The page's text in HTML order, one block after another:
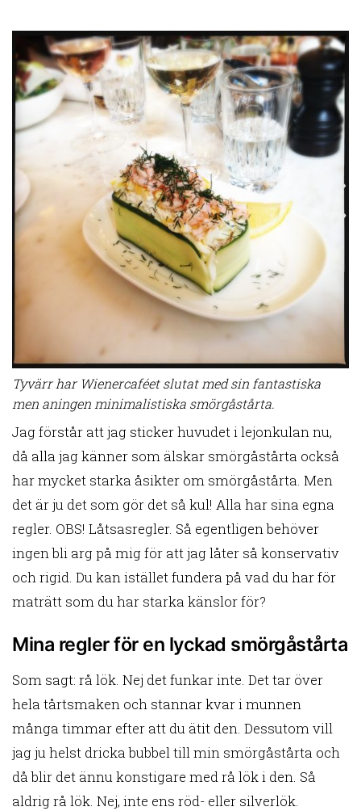
Tyvärr har Wienercaféet slutat med sin fantastiska
men aningen minimalistiska smörgåstårta.
Jag förstår att jag sticker huvudet i lejonkulan nu,
då alla jag känner som älskar smörgåstårta också
har mycket starka åsikter om smörgåstårta. Men
det är ju det som gör det så kul! Alla har sina egna
regler. OBS! Låtsasregler. Så egentligen behöver
ingen bli arg på mig för att jag låter så konservativ
och rigid. Du kan istället fundera på vad du har för
maträtt som du har starka känslor för?
Mina regler för en lyckad smörgåstårta
Som sagt: rå lök. Nej det funkar inte. Det tar över
hela tårtsmaken och stannar kvar i munnen
många timmar efter att du ätit den. Dessutom vill
jag ju helst dricka bubbel till min smörgåstårta och
då blir det ännu konstigare med rå lök i den. Så
aldrig rå lök. Nej, inte ens röd- eller silverlök.